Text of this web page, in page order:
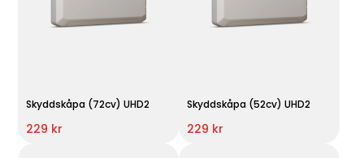
Skyddskåpa (72cv) UHD2
229 kr
Skyddskåpa (52cv) UHD2
229 kr